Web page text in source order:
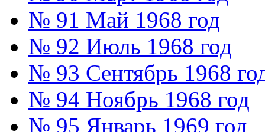
№ 91 Май 1968 год
№ 92 Июль 1968 год
№ 93 Сентябрь 1968
№ 94 Ноябрь 1968 год
№ 95 Январь 1969 год